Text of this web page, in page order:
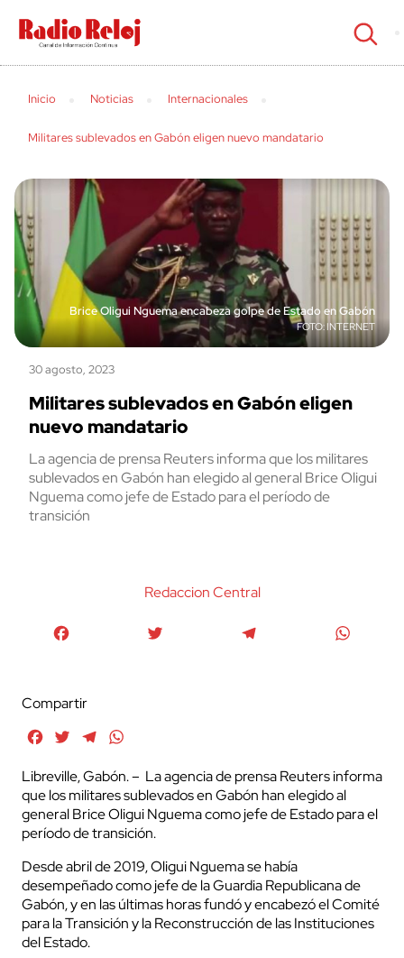
cerrar
Inicio Noticias Internacionales
Militares sublevados en Gabón eligen nuevo mandatario
Brice Oligui Nguema encabeza golpe de Estado en Gabón
INTERNET
30 agosto, 2023
Militares sublevados en Gabón eligen
nuevo mandatario
La agencia de prensa Reuters informa que los militares
sublevados en Gabón han elegido al general Brice Oligui
Nguema como jefe de Estado para el período de
transición
Redaccion Central
Compartir
FacebookTwitterTelegram
Libreville, Gabón. – La agencia de prensa Reuters informa
que los militares sublevados en Gabón han elegido al
general Brice Oligui Nguema como jefe de Estado para el
período de transición.
Desde abril de 2019, Oligui Nguema se había
desempeñado como jefe de la Guardia Republicana de
Gabón, y en las últimas horas fundó y encabezó el Comité
para la Transición y la Reconstrucción de las Instituciones
del Estado.